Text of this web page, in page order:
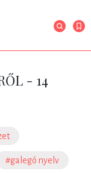
- 14
#galegó nyelv